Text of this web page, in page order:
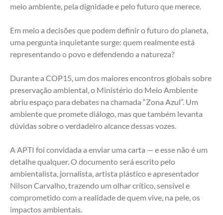
meio ambiente, pela dignidade e pelo futuro que merece.
Em meio a decisões que podem definir o futuro do planeta,
uma pergunta inquietante surge: quem realmente está
representando o povo e defendendo a natureza?
Durante a COP15, um dos maiores encontros globais sobre
preservação ambiental, o Ministério do Meio Ambiente
abriu espaço para debates na chamada “Zona Azul”. Um
ambiente que promete diálogo, mas que também levanta
dúvidas sobre o verdadeiro alcance dessas vozes.
A APTI foi convidada a enviar uma carta — e esse não é um
detalhe qualquer. O documento será escrito pelo
ambientalista, jornalista, artista plástico e apresentador
Nilson Carvalho, trazendo um olhar crítico, sensível e
comprometido com a realidade de quem vive, na pele, os
impactos ambientais.